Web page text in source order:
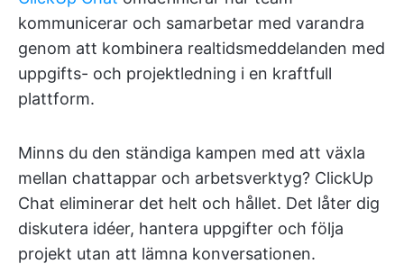
kommunicerar och samarbetar med varandra
genom att kombinera realtidsmeddelanden med
uppgifts- och projektledning i en kraftfull
plattform.
Minns du den ständiga kampen med att växla
mellan chattappar och arbetsverktyg? ClickUp
Chat eliminerar det helt och hållet. Det låter dig
diskutera idéer, hantera uppgifter och följa
projekt utan att lämna konversationen.